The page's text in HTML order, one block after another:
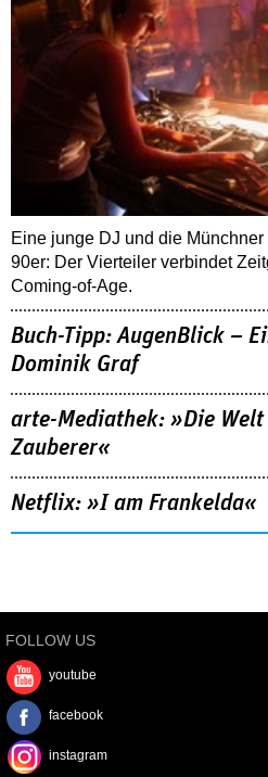
Eine junge DJ und die
90er: Der Vierteiler verbindet
Coming-of-Age.
Buch-Tipp: AugenBlick –
Dominik Graf
arte-Mediathek: »Die
Zauberer«
Netflix: »I am Frankelda«
FOLLOW US
youtube
facebook
instagram